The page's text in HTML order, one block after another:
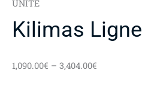
UNITE
Kilimas Ligne
1,090.00€ – 3,404.00€